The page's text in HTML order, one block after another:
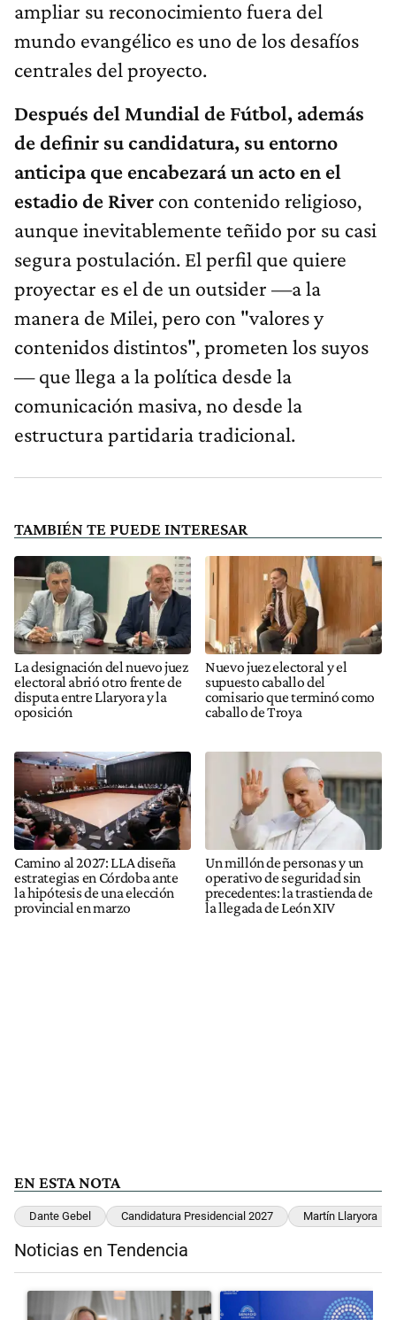
ampliar su reconocimiento fuera del
mundo evangélico es uno de los desafíos
centrales del proyecto.
Después del Mundial de Fútbol, además
de definir su candidatura, su entorno
anticipa que encabezará un acto en el
estadio de River con contenido religioso,
aunque inevitablemente teñido por su casi
segura postulación. El perfil que quiere
proyectar es el de un outsider —a la
manera de Milei, pero con "valores y
contenidos distintos", prometen los suyos
— que llega a la política desde la
comunicación masiva, no desde la
estructura partidaria tradicional.
TAMBIÉN TE PUEDE INTERESAR
La designación del nuevo juez
electoral abrió otro frente de
disputa entre Llaryora y la
oposición
Nuevo juez electoral y el
supuesto caballo del
comisario que terminó como
caballo de Troya
Camino al 2027: LLA diseña
estrategias en Córdoba ante
la hipótesis de una elección
provincial en marzo
Un millón de personas y un
operativo de seguridad sin
precedentes: la trastienda de
la llegada de León XIV
EN ESTA NOTA
Dante Gebel Candidatura Presidencial 2027 Martín Llaryora
Noticias en Tendencia
Un artículo de tendencia con el título "Karina Milei vuelve al centro
Un artículo de tendencia con el